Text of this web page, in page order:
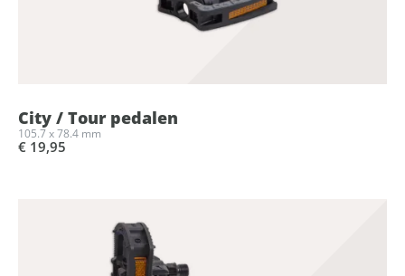
City / Tour pedalen
105.7 x 78.4 mm
€ 19,95